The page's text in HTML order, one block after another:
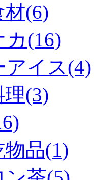
材(6)
カ(16)
アイス(4)
(3)
品(1)